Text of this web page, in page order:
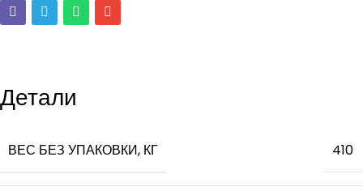
Детали
ВЕС БЕЗ УПАКОВКИ, КГ 410